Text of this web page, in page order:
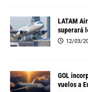
LATAM
superará
12/03/
GOL
vuelos a